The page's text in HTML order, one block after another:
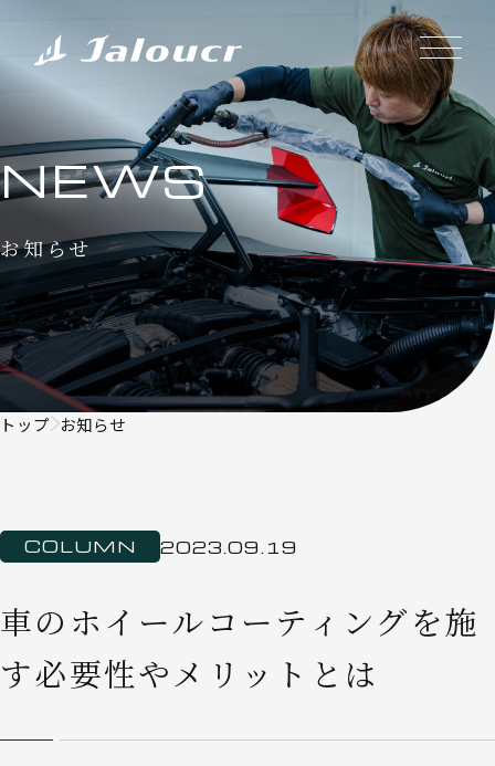
NEWS
お知らせ
トップ お知らせ
COLUMN 2023.09.19
車のホイールコーティングを施
す必要性やメリットとは